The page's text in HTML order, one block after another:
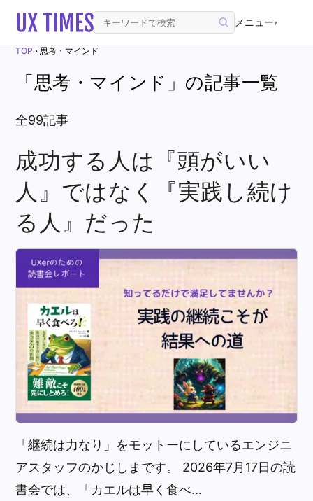
メニュー▾
TOP ›思考・マインド
「思考・マインド」の記事一覧
全99記事
成功する人は『頭がいい
人』ではなく『実践し続け
る人』だった
「継続は力なり」をモットーにしているエンジニ
アスタッフのかじしまです。 2026年7月17日の読
書会では、「カエルは早く食べ…